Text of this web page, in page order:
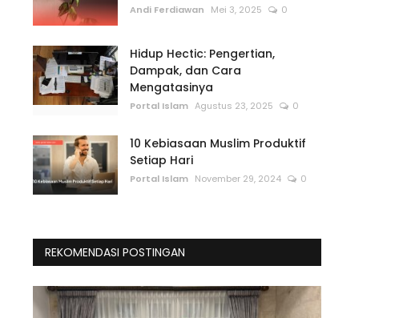
Andi Ferdiawan Mei 3, 2025 0
Hidup Hectic: Pengertian,
Dampak, dan Cara
Mengatasinya
Portal Islam Agustus 23, 2025 0
10 Kebiasaan Muslim Produktif
Setiap Hari
Portal Islam November 29, 2024 0
REKOMENDASI POSTINGAN